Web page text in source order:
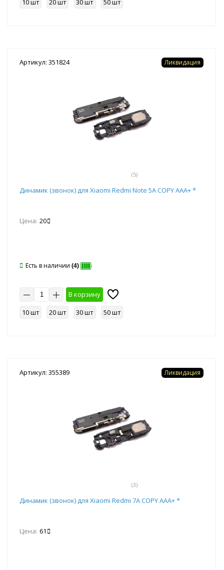
10 шт
20 шт 30 шт 50 шт
Артикул: 351824
(5)
Ликвидация
Динамик (звонок) для Xiaomi Redmi Note 5A COPY AAA+ *
Цена: 20
Есть в наличии (4)
В корзину
10 шт
20 шт 30 шт 50 шт
Артикул: 355389
(3)
Ликвидация
Динамик (звонок) для Xiaomi Redmi 7А COPY AAA+ *
Цена: 61